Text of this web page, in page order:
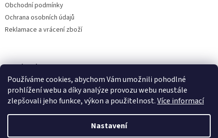
Používáme cookies, abychom Vám umožnili pohodlné
prohlížení webu a díky analýze provozu webu neustále
zlepšovali jeho funkce, výkon a použitelnost.Více informací
Nastavení
Obchodní podmínky
Ochrana osobních údajů
Reklamace a vrácení zboží
Facebook